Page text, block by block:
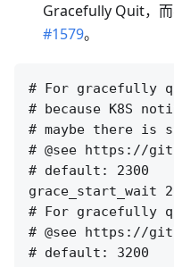
Gracefully Quit，
#1579。
# For gracefully
# because K8S
# maybe there is
# @see https://
# default: 2300
grace_start_wait
# For gracefully
# @see https://
# default: 3200